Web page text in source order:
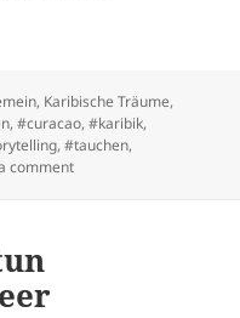
, Karibische Träume,
,#curacao,#karibik,
,#tauchen,
commenton Willemstad